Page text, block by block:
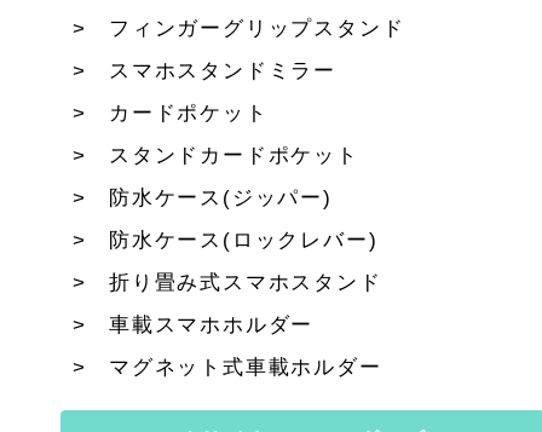
フィンガーグリップスタンド
スマホスタンドミラー
カードポケット
スタンドカードポケット
防水ケース(ジッパー)
防水ケース(ロックレバー)
折り畳み式スマホスタンド
車載スマホホルダー
マグネット式車載ホルダー